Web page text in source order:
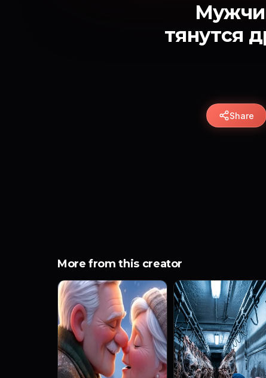
тянутся
Share
More from this creator